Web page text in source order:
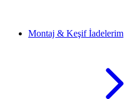
Montaj & Keşif İadelerim